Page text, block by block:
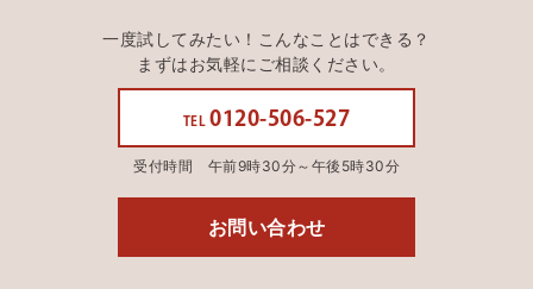
一度試してみたい！こんなことはできる？
まずはお気軽にご相談ください。
TEL 0120-506-527
受付時間 午前9時30分～午後5時30分
お問い合わせ